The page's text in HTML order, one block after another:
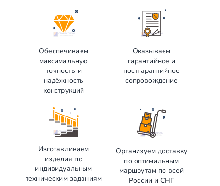
Обеспечиваем
максимальную
точность и
надёжность
конструкций
Оказываем
гарантийное и
постгарантийное
сопровождение
Изготавливаем
изделия по
индивидуальным
техническим заданиям
Организуем доставку
по оптимальным
маршрутам по всей
России и СНГ